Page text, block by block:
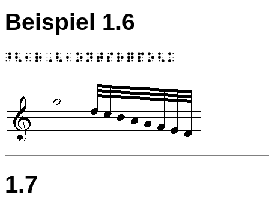
Beispiel 1.6
1.7